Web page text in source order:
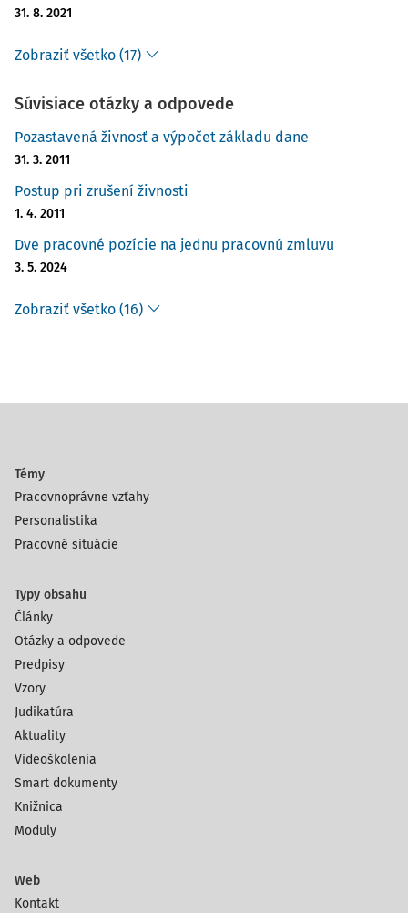
31. 8. 2021
Zobraziť všetko (17)
Súvisiace otázky a odpovede
Pozastavená živnosť a výpočet základu dane
31. 3. 2011
Postup pri zrušení živnosti
1. 4. 2011
Dve pracovné pozície na jednu pracovnú zmluvu
3. 5. 2024
Zobraziť všetko (16)
Témy
Pracovnoprávne vzťahy
Personalistika
Pracovné situácie
Typy obsahu
Články
Otázky a odpovede
Predpisy
Vzory
Judikatúra
Aktuality
Videoškolenia
Smart dokumenty
Knižnica
Moduly
Web
Kontakt